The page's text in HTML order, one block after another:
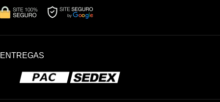
ENTREGAS